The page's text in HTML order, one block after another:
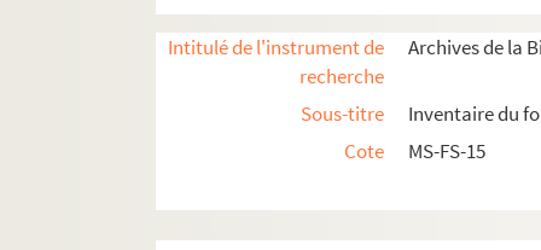
Intitulé de l'instrument de
recherche
Archives de la
Sous-titre
Inventaire du
Cote
MS-FS-15
2-MS-FS-15-185. Alexandre Joseph
2-MS-FS-15-194. M. Alophe (illustrateur).
4-MS-FS-15-2572. J. Ballin (graveur).
2-MS-FS-15-213. Bartolozzi.Le Courrier
Édouard de Beaumont